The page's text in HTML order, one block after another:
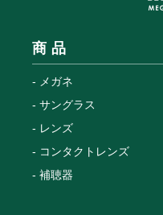
商 品
メガネ
サングラス
レンズ
コンタクトレンズ
補聴器